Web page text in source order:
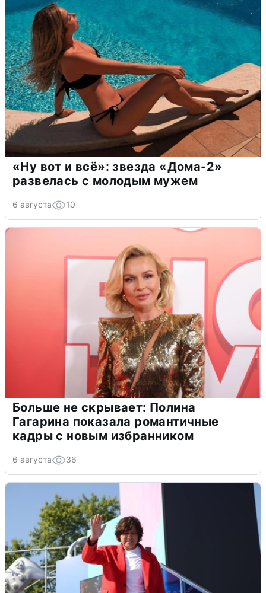
«Ну вот и всё»: звезда «Дома-2»
развелась с молодым мужем
6 августа 10
Больше не скрывает: Полина
Гагарина показала романтичные
кадры с новым избранником
6 августа 36